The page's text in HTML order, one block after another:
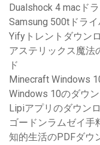
Dualshock 4 macド
Samsung 500tドラ
Yifyトレントダウン
アステリックス魔法
ド
Minecraft Windows
Windows 10のダウ
Lipiアプリのダウン
ゴードンラムゼイ手
知的生活のPDFダウ